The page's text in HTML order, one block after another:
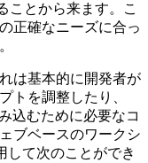
ことから来ます。こ
正確なニーズに合っ
は基本的に開発者が
トを調整したり、
込むために必要なコ
ブベースのワークシ
して次のことができ